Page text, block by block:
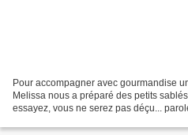
Pour accompagner avec gourmandise
Melissa nous a préparé des petits
essayez, vous ne serez pas déçu...